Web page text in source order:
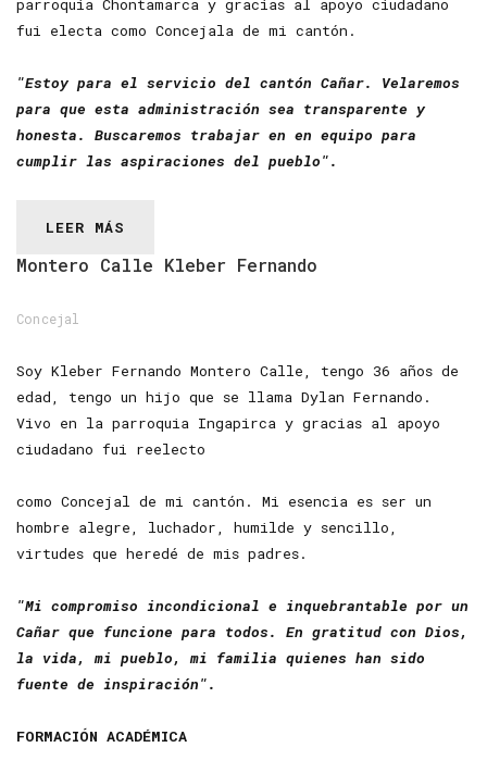
parroquia Chontamarca y gracias al apoyo ciudadano
fui electa como Concejala de mi cantón.
"Estoy para el servicio del cantón Cañar. Velaremos
para que esta administración sea transparente y
honesta. Buscaremos trabajar en en equipo para
cumplir las aspiraciones del pueblo".
LEER MÁS
Montero Calle Kleber Fernando
Concejal
Soy Kleber Fernando Montero Calle, tengo 36 años de
edad, tengo un hijo que se llama Dylan Fernando.
Vivo en la parroquia Ingapirca y gracias al apoyo
ciudadano fui reelecto
como Concejal de mi cantón. Mi esencia es ser un
hombre alegre, luchador, humilde y sencillo,
virtudes que heredé de mis padres.
"Mi compromiso incondicional e inquebrantable por un
Cañar que funcione para todos. En gratitud con Dios,
la vida, mi pueblo, mi familia quienes han sido
fuente de inspiración".
FORMACIÓN ACADÉMICA